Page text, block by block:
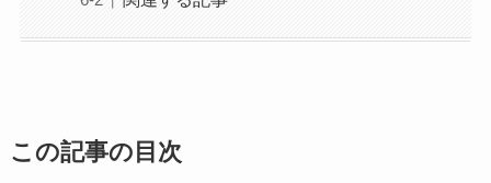
この記事の目次